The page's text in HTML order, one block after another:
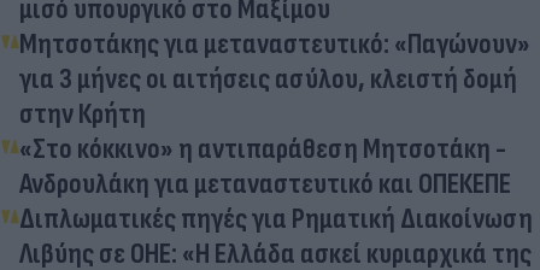
μισό υπουργικό στο Μαξίμου
Μητσοτάκης για μεταναστευτικό: «Παγώνουν»
για 3 μήνες οι αιτήσεις ασύλου, κλειστή δομή
στην Κρήτη
«Στο κόκκινο» η αντιπαράθεση Μητσοτάκη -
Ανδρουλάκη για μεταναστευτικό και ΟΠΕΚΕΠΕ
Διπλωματικές πηγές για Ρηματική Διακοίνωση
Λιβύης σε ΟΗΕ: «Η Ελλάδα ασκεί κυριαρχικά της